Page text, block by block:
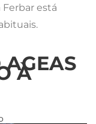
está
AGEAS
À